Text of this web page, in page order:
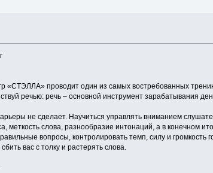
«СТЭЛЛА» проводит один из самых востребованных
речью: речь – основной инструмент зарабатывания
не сделает. Научиться управлять вниманием
меткость слова, разнообразие интонаций, а в конечном
вопросы, контролировать темп, силу и громкость
вас с толку и растерять слова.